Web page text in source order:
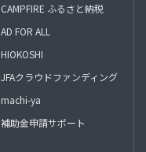
CAMPFIRE ふるさと納税
AD FOR ALL
HIOKOSHI
JFAクラウドファンディング
machi-ya
補助金申請サポート